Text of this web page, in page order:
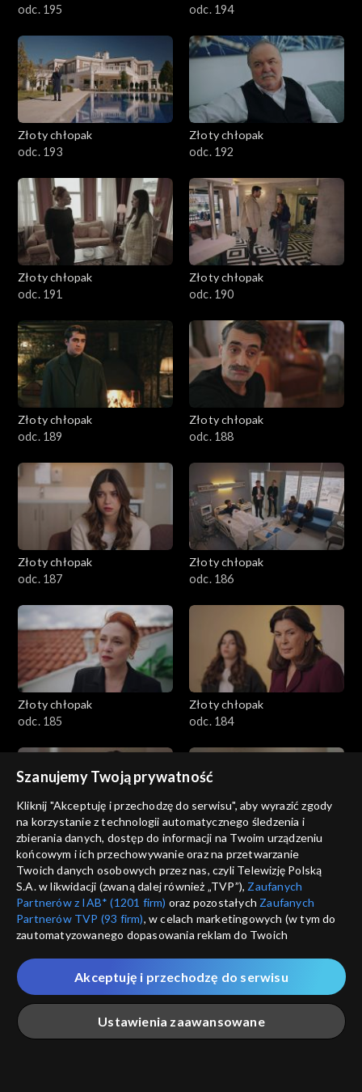
odc. 195
odc. 194
Złoty chłopak
odc. 193
Złoty chłopak
odc. 192
Złoty chłopak
odc. 191
Złoty chłopak
odc. 190
Złoty chłopak
odc. 189
Złoty chłopak
odc. 188
Złoty chłopak
odc. 187
Złoty chłopak
odc. 186
Złoty chłopak
odc. 185
Złoty chłopak
odc. 184
Złoty chłopak
odc. 183
Złoty chłopak
odc. 182
Złoty chłopak
odc. 181
Złoty chłopak
odc. 180
Szanujemy Twoją prywatność
Kliknij "Akceptuję i przechodzę do serwisu", aby wyrazić zgody
na korzystanie z technologii automatycznego śledzenia i
zbierania danych, dostęp do informacji na Twoim urządzeniu
końcowym i ich przechowywanie oraz na przetwarzanie
Twoich danych osobowych przez nas, czyli Telewizję Polską
S.A. w likwidacji (zwaną dalej również „TVP”), Zaufanych
Partnerów z IAB* (1201 firm) oraz pozostałych Zaufanych
Partnerów TVP (93 firm), w celach marketingowych (w tym do
zautomatyzowanego dopasowania reklam do Twoich
które wskazujemy poniżej, a także zgody na udostępnianie
przez nas identyfikatora PPID do Google.
Twoje dane osobowe zbierane podczas odwiedzania przez
Ciebie naszych
poszczególnych serwisówzwanych dalej
„Portalem”, w tym informacje zapisywane za pomocą
Ustawienia zaawansowane
Akceptuję i przechodzę do serwisu